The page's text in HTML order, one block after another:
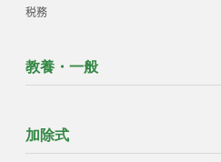
税務
教養・一般
加除式